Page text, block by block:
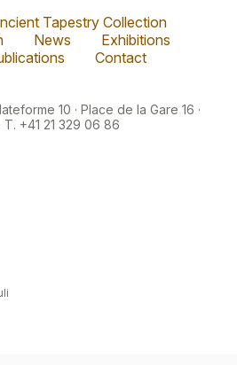
Tapestry Collection
News
Exhibitions
Contact
10 · Place de la Gare 16 ·
T. +41 21 329 06 86